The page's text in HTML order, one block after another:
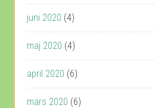
juni 2020 (4)
maj 2020 (4)
april 2020 (6)
mars 2020 (6)